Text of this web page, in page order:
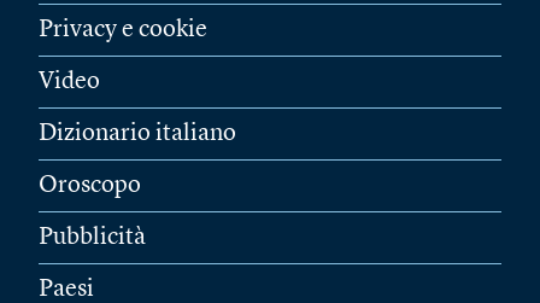
Privacy e cookie
Video
Dizionario italiano
Oroscopo
Pubblicità
Paesi